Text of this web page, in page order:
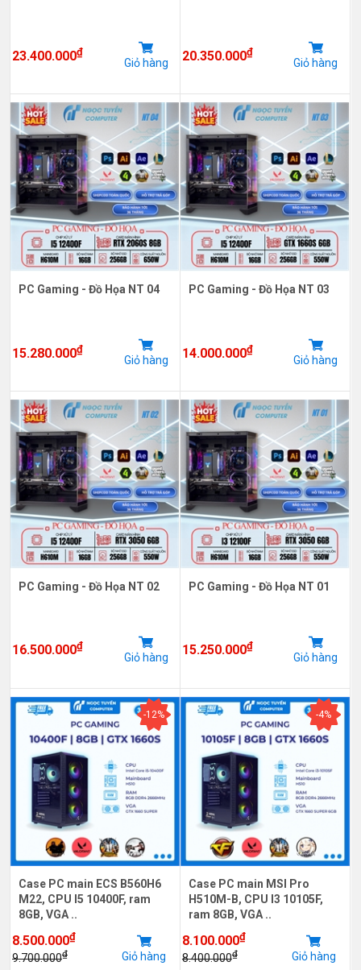
23.400.000₫
Giỏ hàng 20.350.000₫
Giỏ hàng
PC Gaming - Đồ Họa NT 04
15.280.000₫
Giỏ hàng
PC Gaming - Đồ Họa NT 03
14.000.000₫
Giỏ hàng
PC Gaming - Đồ Họa NT 02
16.500.000₫
Giỏ hàng
PC Gaming - Đồ Họa NT 01
15.250.000₫
Giỏ hàng
-12%
Case PC main ECS B560H6
M22, CPU I5 10400F, ram
8GB, VGA ..
8.500.000₫
9.700.000₫ Giỏ hàng
-4%
Case PC main MSI Pro
H510M-B, CPU I3 10105F,
ram 8GB, VGA ..
8.100.000₫
8.400.000₫ Giỏ hàng